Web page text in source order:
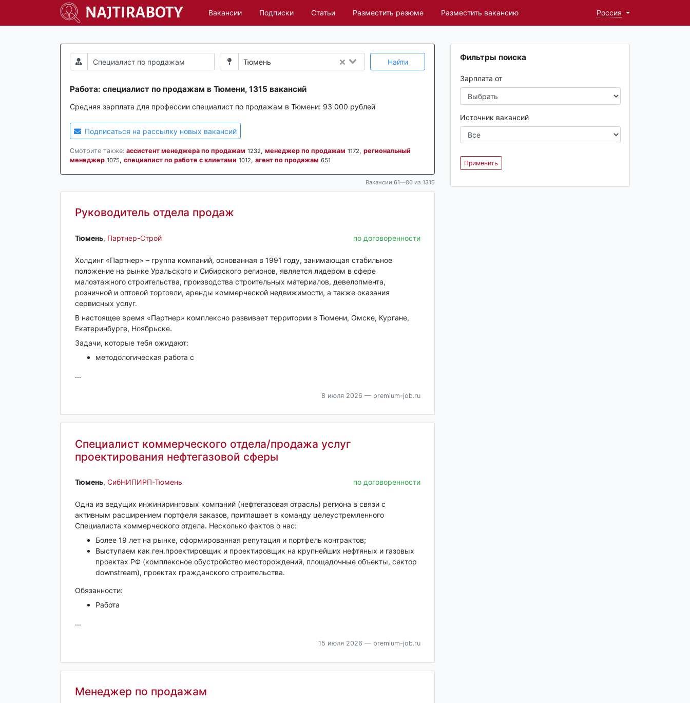
Вакансии Подписки Статьи Разместить резюме Разместить вакансию Россия
Тюмень Найти
Работа: специалист по продажам в Тюмени, 1315 вакансий
Средняя зарплата для профессии специалист по продажам в Тюмени: 93 000 рублей
Подписаться на рассылку новых вакансий
Смотрите также: ассистент менеджера по продажам 1232, менеджер по продажам 1172, региональный
менеджер 1075, специалист по работе с клиетами 1012, агент по продажам 651
Вакансии 61—80 из 1315
Руководитель отдела продаж
Тюмень‎, Партнер-Строй по договоренности
Холдинг «Партнер» – группа компаний, основанная в 1991 году, занимающая стабильное
положение на рынке Уральского и Сибирского регионов, является лидером в сфере
малоэтажного строительства, производства строительных материалов, девелопмента,
розничной и оптовой торговли, аренды коммерческой недвижимости, а также оказания
сервисных услуг.
В настоящее время «Партнер» комплексно развивает территории в Тюмени, Омске, Кургане,
Екатеринбурге, Ноябрьске.
Задачи, которые тебя ожидают:
методологическая работа с
...
8 июля 2026 — premium-job.ru
Специалист коммерческого отдела/продажа услуг
проектирования нефтегазовой сферы
Тюмень‎, СибНИПИРП-Тюмень по договоренности
Одна из ведущих инжиниринговых компаний (нефтегазовая отрасль) региона в связи с
активным расширением портфеля заказов, приглашает в команду целеустремленного
Специалиста коммерческого отдела. Несколько фактов о нас:
Более 19 лет на рынке, сформированная репутация и портфель контрактов;
Выступаем как ген.проектировщик и проектировщик на крупнейших нефтяных и газовых
проектах РФ (комплексное обустройство месторождений, площадочные объекты, сектор
downstream), проектах гражданского строительства.
Обязанности:
Работа
...
15 июля 2026 — premium-job.ru
Менеджер по продажам
Фильтры поиска
Зарплата от
Источник вакансий
Применить